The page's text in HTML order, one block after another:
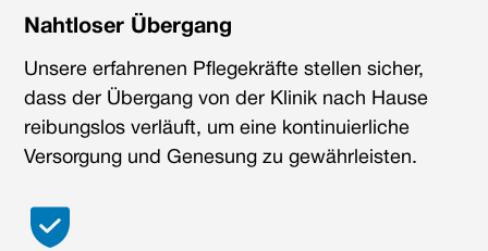
Nahtloser Übergang
Unsere erfahrenen Pflegekräfte stellen sicher,
dass der Übergang von der Klinik nach Hause
reibungslos verläuft, um eine kontinuierliche
Versorgung und Genesung zu gewährleisten.